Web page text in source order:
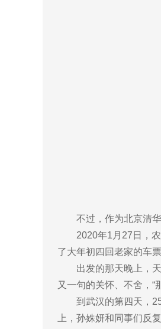
不过，作为北京清华
2020年1月27日，农
了大年初四回老家的车
出发的那天晚上，天
又一句的关怀、不舍，“
到武汉的第四天，25
上，孙姝妍和同事们反